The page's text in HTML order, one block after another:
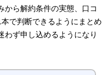
から解約条件の実態、口コ
で判断できるようにまとめ
わず申し込めるようになり